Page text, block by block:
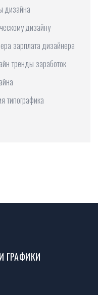
дизайна
дизайну
зарплата дизайнера
тренды заработок
типографика
ГРАФИКИ